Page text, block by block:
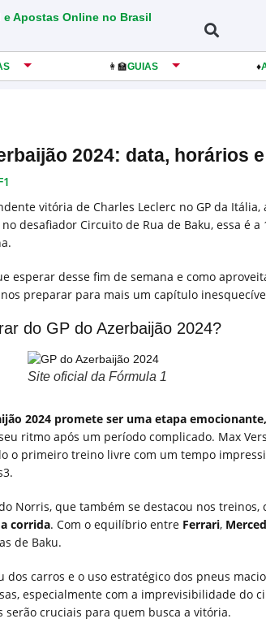
👩‍🏫GUIAS ♦️
2024: data, horários
vitória de Charles Leclerc no GP da
no desafiador Circuito de Rua de Baku, essa é
esperar desse fim de semana e como
preparar para mais um capítulo
do GP do Azerbaijão 2024?
Site oficial da Fórmula 1
2024 promete ser uma etapa
ritmo após um período complicado. Max
o primeiro treino livre com um tempo
Norris, que também se destacou nos
corrida. Com o equilíbrio entre Ferrari,
de Baku.
dos carros e o uso estratégico dos pneus
especialmente com a imprevisibilidade do
serão cruciais para quem busca a vitória.